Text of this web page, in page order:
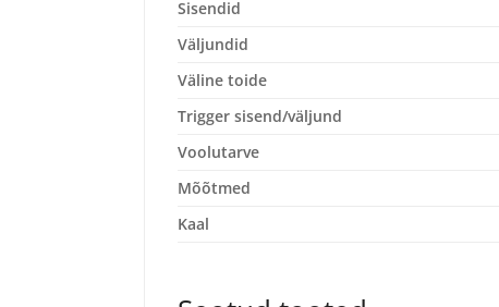
Sisendid
Väljundid
Väline toide
Trigger sisend/väljund
Voolutarve
Mõõtmed
Kaal